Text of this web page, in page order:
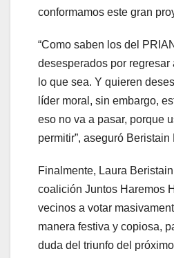
conformamos este gran
“Como saben los del
desesperados por regresar
lo que sea. Y quieren
líder moral, sin embargo,
eso no va a pasar, porque
permitir”, aseguró Beristain
Finalmente, Laura
coalición Juntos Haremos
vecinos a votar
manera festiva y copiosa,
duda del triunfo del